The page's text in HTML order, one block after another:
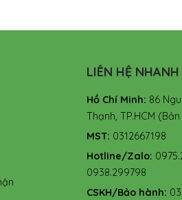
LIÊN HỆ
Hồ Chí Minh: 86
Thạnh, TP.HCM
MST: 0312667198
Hotline/Zalo:
0938.299798
CSKH/Bảo hành: